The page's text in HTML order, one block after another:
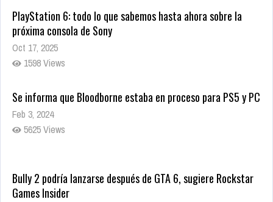
PlayStation 6: todo lo que sabemos hasta ahora sobre la
próxima consola de Sony
Oct 17, 2025
1598 Views
Se informa que Bloodborne estaba en proceso para PS5 y PC
Feb 3, 2024
5625 Views
Bully 2 podría lanzarse después de GTA 6, sugiere Rockstar
Games Insider